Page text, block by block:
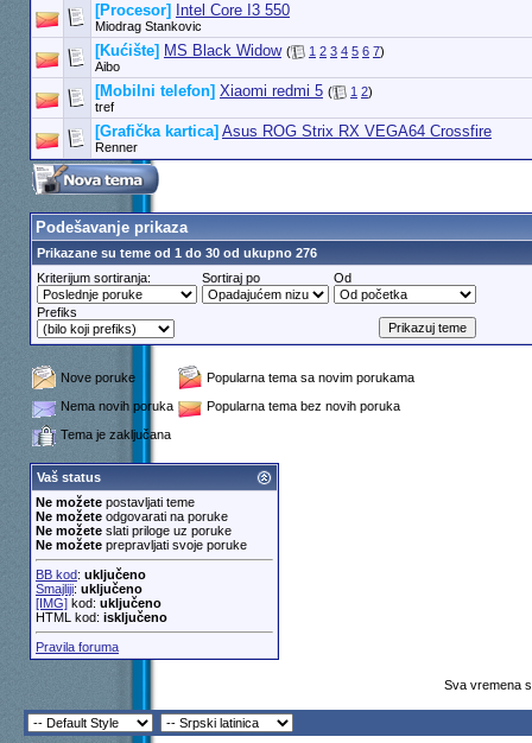
[Procesor] Intel Core I3 550
Miodrag Stankovic
[Kućište] MS Black Widow ( 1 2 3 4 5 6 7)
Aibo
[Mobilni telefon] Xiaomi redmi 5 ( 1 2)
tref
[Grafička kartica] Asus ROG Strix RX VEGA64 Crossfire
Renner
Podešavanje prikaza
Prikazane su teme od 1 do 30 od ukupno 276
Kriterijum sortiranja:
Sortiraj po Od
Prefiks
Nove poruke
Popularna tema sa novim porukama
Nema novih poruka
Popularna tema bez novih poruka
Tema je zaključana
Vaš status
Ne možetepostavljati teme
Ne možeteodgovarati na poruke
Ne možeteslati priloge uz poruke
Ne možeteprepravljati svoje poruke
BB kod: uključeno
Smajliji: uključeno
[IMG]kod: uključeno
HTML kod: isključeno
Pravila foruma
Sva vremena